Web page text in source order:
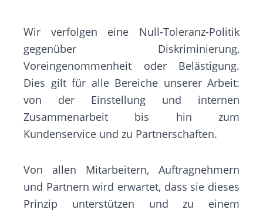
Wir verfolgen eine Null-Toleranz-Politik
gegenüber Diskriminierung,
Voreingenommenheit oder Belästigung.
Dies gilt für alle Bereiche unserer Arbeit:
von der Einstellung und internen
Zusammenarbeit bis hin zum
Kundenservice und zu Partnerschaften.
Von allen Mitarbeitern, Auftragnehmern
und Partnern wird erwartet, dass sie dieses
Prinzip unterstützen und zu einem